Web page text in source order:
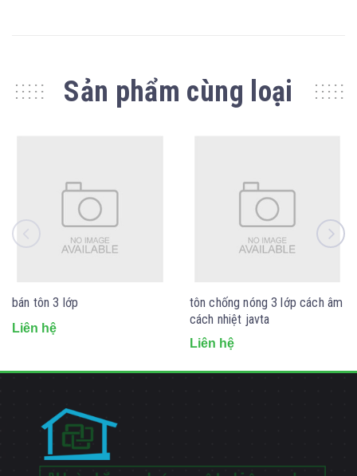
Sản phẩm cùng loại
bán tôn 3 lớp
Liên hệ
tôn chống nóng 3 lớp cách âm
cách nhiệt javta
Liên hệ